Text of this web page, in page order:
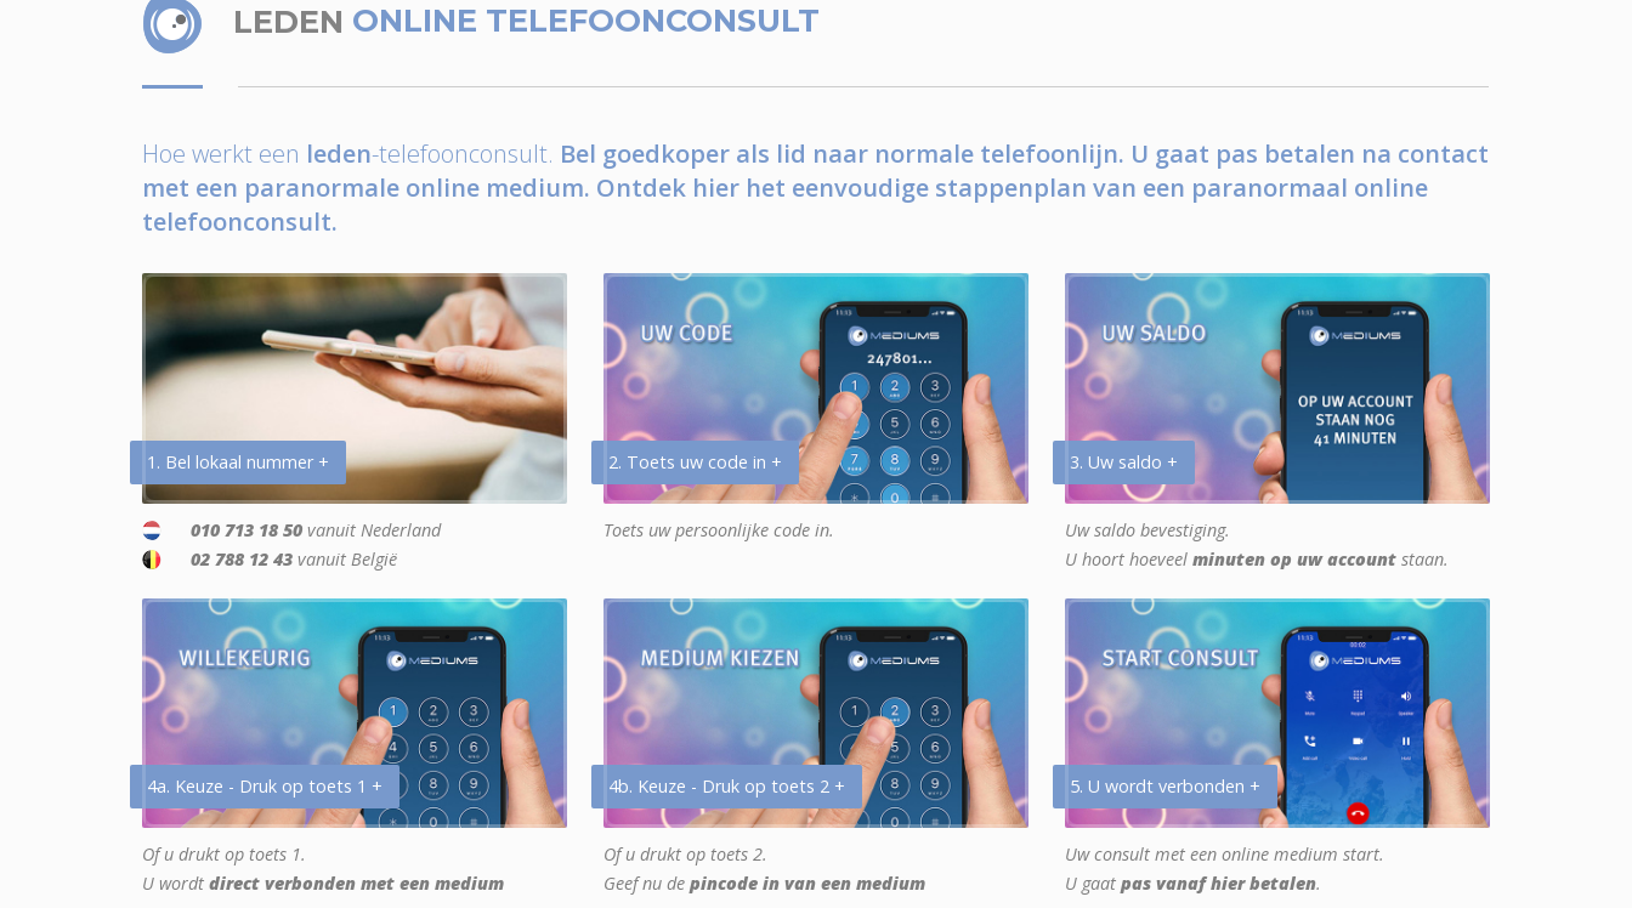
LEDEN ONLINE TELEFOONCONSULT
Hoe werkt een leden-telefoonconsult. Bel goedkoper als lid naar normale telefoonlijn. U gaat pas betalen na contact
met een paranormale online medium. Ontdek hier het eenvoudige stappenplan van een paranormaal online
telefoonconsult.
1. Bel lokaal nummer +
010 713 18 50 vanuit Nederland
02 788 12 43 vanuit België
2. Toets uw code in +
Toets uw persoonlijke code in.
3. Uw saldo +
Uw saldo bevestiging.
U hoort hoeveel minuten op uw account staan.
4a. Keuze - Druk op toets 1 +
Of u drukt op toets 1.
U wordt direct verbonden met een medium
4b. Keuze - Druk op toets 2 +
Of u drukt op toets 2.
Geef nu de pincode in van een medium
5. U wordt verbonden +
Uw consult met een online medium start.
U gaat pas vanaf hier betalen.